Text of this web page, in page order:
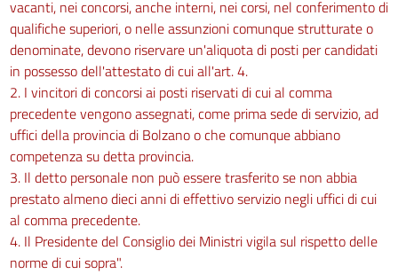
vacanti, nei concorsi, anche interni, nei corsi, nel conferimento di
qualifiche superiori, o nelle assunzioni comunque strutturate o
denominate, devono riservare un'aliquota di posti per candidati
in possesso dell'attestato di cui all'art. 4.
2. I vincitori di concorsi ai posti riservati di cui al comma
precedente vengono assegnati, come prima sede di servizio, ad
uffici della provincia di Bolzano o che comunque abbiano
competenza su detta provincia.
3. Il detto personale non può essere trasferito se non abbia
prestato almeno dieci anni di effettivo servizio negli uffici di cui
al comma precedente.
4. Il Presidente del Consiglio dei Ministri vigila sul rispetto delle
norme di cui sopra".